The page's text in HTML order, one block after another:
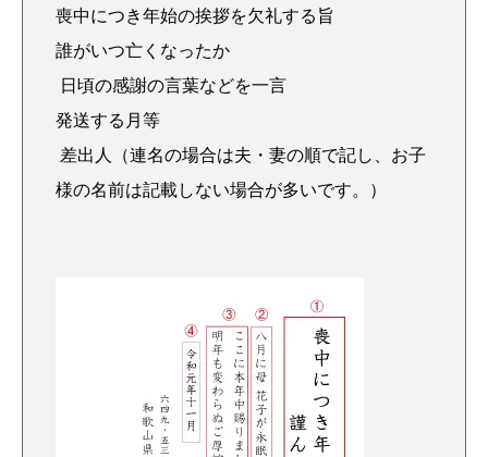
喪中につき年始の挨拶を欠礼する旨
誰がいつ亡くなったか
日頃の感謝の言葉などを一言
発送する月等
差出人（連名の場合は夫・妻の順で記し、お子
様の名前は記載しない場合が多いです。）